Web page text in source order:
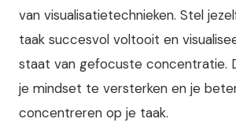
van visualisatietechnieken. Stel
taak succesvol voltooit en
staat van gefocuste concentratie.
je mindset te versterken en je
concentreren op je taak.